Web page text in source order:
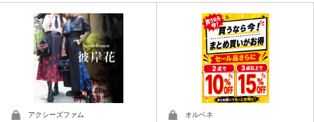
アクシーズファム オルベネ